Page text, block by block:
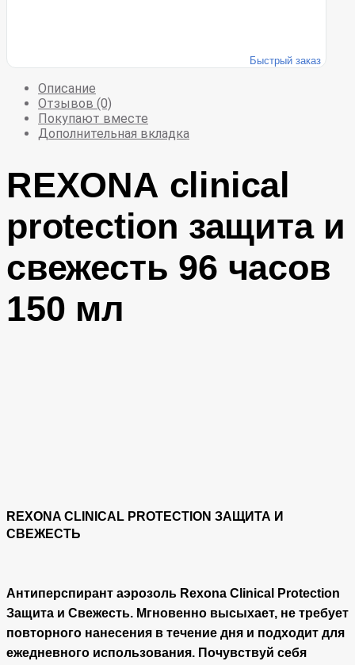
Быстрый заказ
Описание
Отзывов (0)
Покупают вместе
Дополнительная вкладка
REXONA clinical
protection защита и
свежесть 96 часов
150 мл
REXONA CLINICAL PROTECTION ЗАЩИТА И
СВЕЖЕСТЬ
Антиперспирант аэрозоль Rexona Clinical Protection
Защита и Свежесть. Мгновенно высыхает, не требует
повторного нанесения в течение дня и подходит для
ежедневного использования. Почувствуй себя